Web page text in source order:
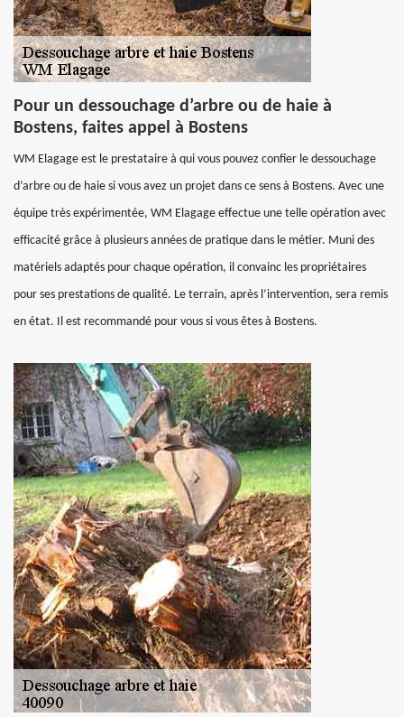
Pour un dessouchage d’arbre ou de haie à
Bostens, faites appel à Bostens
WM Elagage est le prestataire à qui vous pouvez confier le dessouchage
d’arbre ou de haie si vous avez un projet dans ce sens à Bostens. Avec une
équipe très expérimentée, WM Elagage effectue une telle opération avec
efficacité grâce à plusieurs années de pratique dans le métier. Muni des
matériels adaptés pour chaque opération, il convainc les propriétaires
pour ses prestations de qualité. Le terrain, après l’intervention, sera remis
en état. Il est recommandé pour vous si vous êtes à Bostens.